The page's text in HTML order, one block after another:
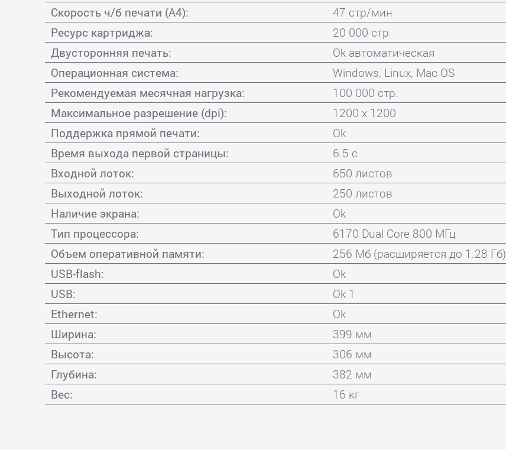
Скорость ч/б печати (А4):
47 стр/мин
Ресурс картриджа:
20 000 стр
Двусторонняя печать:
Ok автоматическая
Операционная система:
Windows, Linux, Mac OS
Рекомендуемая месячная нагрузка:
100 000 стр.
Максимальное разрешение (dpi):
1200 x 1200
Поддержка прямой печати:
Ok
Время выхода первой страницы:
6.5 с
Входной лоток:
650 листов
Выходной лоток:
250 листов
Наличие экрана:
Ok
Тип процессора:
6170 Dual Core 800 МГц
Объем оперативной памяти:
256 Мб (расширяется до 1.28 Гб)
USB-flash:
Ok
USB:
Ok 1
Ethernet:
Ok
Ширина:
399 мм
Высота:
306 мм
Глубина:
382 мм
Вес:
16 кг